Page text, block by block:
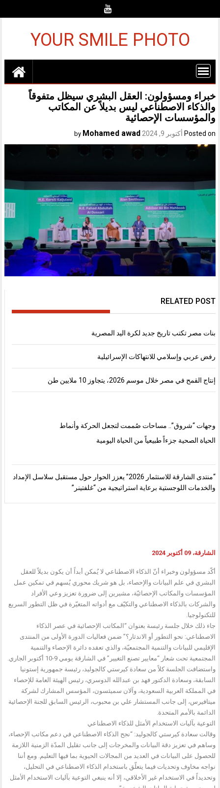
YOUR SMILE PHOTO
خبراء ومسؤولون: العقل البشري سيظل متفوقاً
والذكاء الاصطناعي ليس بديلاً عن المكاتب
والمؤسسات الإحصائية
Posted on أكتوبر 9, 2024 Mohamed awad
RELATED POST
بنات مصر تكتب تاريخ جديد لكرة اليد المصرية
رفض عربي وإسلامي للانتهاكات الإسرائيلية
إنتاج القمح في مصر خلال موسم 2026، يتجاوز 10 ملايين طن
وجهات “شروق”.. مساحات صُممت لتجعل الحركة وأنماط
الحياة الصحية جزءاً طبيعياً من الحياة اليومية
“منتدى الشارقة للاستثمار 2026” يعزز الحوار حول مستقبل سلاسل الإمداد
والخدمات اللوجستية برعاية استراتيجية من “غلفتينر”
الشارقة، 09 أكتوبر 2024
أكّد مسؤولون وخبراء أنّ الذكاء الاصطناعي لا يُمكن أبداً أن يكون بديلاً للعقل
البشري في علم البيانات والإحصاء، بل هو شريك محوري يُسهم في تمكين عمل
المؤسسات والمكاتب الإحصائيّة، مشيرين إلى ضرورة تعزيز وعي الأفراد
والشركات بالذكاء الاصطناعي والتكيّف مع أدواته المتغيّرة في ظل التطور السريع
للتكنولوجيا.
جاء ذلك خلال جلسة رئيسة بعنوان “المكاتب الإحصائية في عصر الذكاء
الاصطناعي: نحو التطور أو الاندثار؟” ضمن فعاليات الدورة الأولى من المنتدى
الإقليمي للبيانات والتنمية المجتمعيّة، والذي تعقده دائرة الإحصاء والتنمية
المجتمعية تحت شعار “معايير تصنع التغيير” في الشارقة يومي 9-10 أكتوبر الجاري.
واستضافت الجلسة كلاً من سعادة كيرستي كالجوليد، رئيسة جمهورية إستونيا
السابقة، وسعادة الدكتور فهد بن عبدالله الدوسري، رئيس الهيئة العامة للإحصاء
في المملكة العربية السعودية، وآلان سميثسون، المؤسس المشارك لشركة
ميتافيرس، إلى جانب المستشار علي بن محبوب، الرئيس السابق للجنة الإحصائية
الدائمة بالأمم المتحدة.
التوعية بآليات الاستخدام الأمثل للذكاء الاصطناعي
وقالت سعادة كيرستي كالجوليد: “نجح الذكاء الاصطناعي في دعم مكاتب الإحصاء،
وساهم في تعزيز دقة البيانات والمخرجات إلى جانب تقليل المدّة الزمنية اللازمة
للحصول على البيانات في العديد من المجالات الحيوية بما فيها التعليم. ومع أننا
نواجه مخاوف وتحديات فيما يتعلّق باستخدام الذكاء الاصطناعي في التحليل،
وتحديداً في الاستخدام غير الأخلاقي، إلا أنه ينبغي التوعية بآليات الاستخدام الأمثل